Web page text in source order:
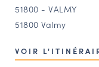
OFFRES
BOURSE
OUTILS EN
CARTES
51800 - VALMY
51800 Valmy
VOIR